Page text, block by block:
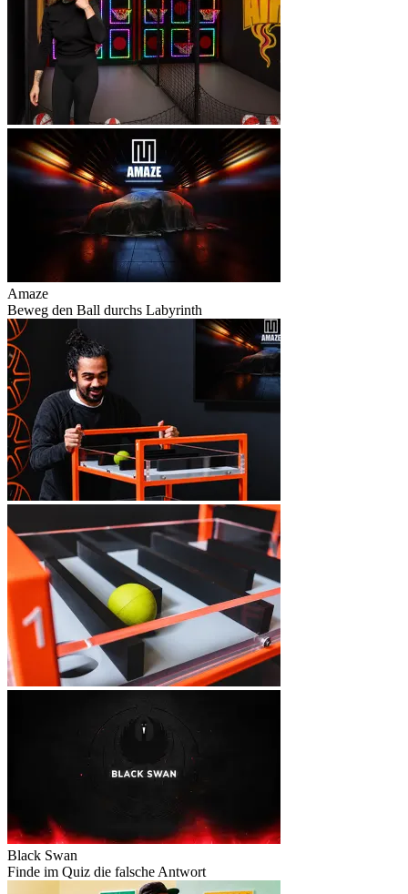
Amaze
Beweg den Ball durchs Labyrinth
Black Swan
Finde im Quiz die falsche Antwort